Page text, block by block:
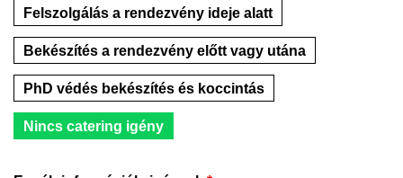
Felszolgálás a rendezvény ideje alatt
Bekészítés a rendezvény előtt vagy utána
PhD védés bekészítés és koccintás
Nincs catering igény